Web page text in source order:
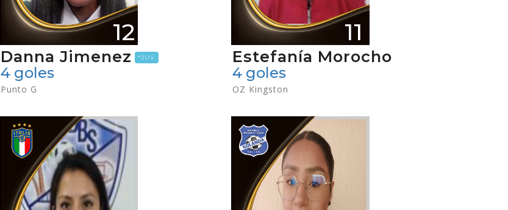
12
Danna Jimenez *JUV
4 goles
Punto G
11
Estefanía Morocho
4 goles
OZ Kingston